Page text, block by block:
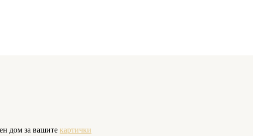
дом за вашите картички